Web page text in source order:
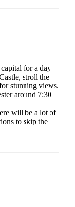
capital for a day
stroll the
stunning views.
around 7:30
will be a lot of
to skip the